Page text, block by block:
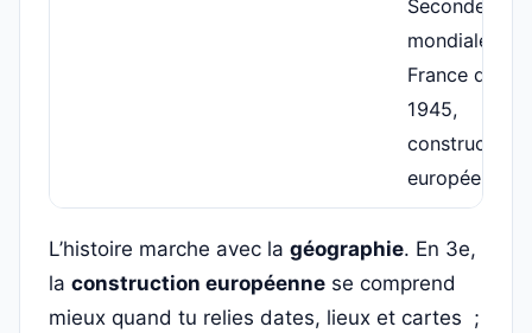
Seconde
mondiale,
France depuis
1945,
construction
européenne
L’histoire marche avec la géographie. En 3e,
la construction européenne se comprend
mieux quand tu relies dates, lieux et cartes ;